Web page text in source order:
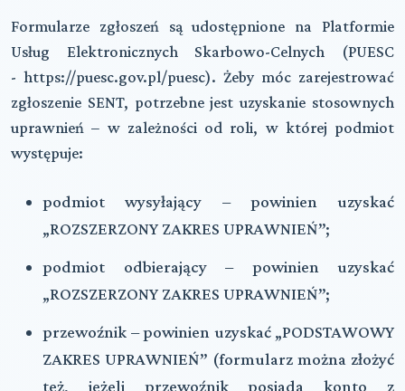
Formularze zgłoszeń są udostępnione na Platformie
Usług Elektronicznych Skarbowo-Celnych (PUESC
- https://puesc.gov.pl/puesc). Żeby móc zarejestrować
zgłoszenie SENT, potrzebne jest uzyskanie stosownych
uprawnień – w zależności od roli, w której podmiot
występuje:
podmiot wysyłający – powinien uzyskać
„ROZSZERZONY ZAKRES UPRAWNIEŃ”;
podmiot odbierający – powinien uzyskać
„ROZSZERZONY ZAKRES UPRAWNIEŃ”;
przewoźnik – powinien uzyskać „PODSTAWOWY
ZAKRES UPRAWNIEŃ” (formularz można złożyć
też, jeżeli przewoźnik posiada konto z